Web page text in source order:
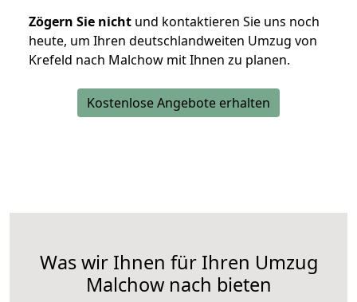
Zögern Sie nicht und kontaktieren Sie uns noch
heute, um Ihren deutschlandweiten Umzug von
Krefeld nach Malchow mit Ihnen zu planen.
Kostenlose Angebote erhalten
Was wir Ihnen für Ihren Umzug
Malchow nach bieten